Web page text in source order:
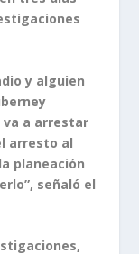
y alguien
va a arrestar
arresto al
planeación
señaló el